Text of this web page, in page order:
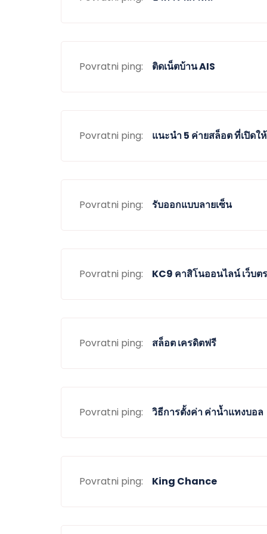
Povratni ping: ติดเน็ตบ้าน AIS
Povratni ping: แนะนำ 5 ค่ายสล็อต ที่เปิดใ
Povratni ping: รับออกแบบลายเซ็น
Povratni ping: KC9 คาสิโนออนไลน์ เว็บต
Povratni ping: สล็อต เครดิตฟรี
Povratni ping: วิธีการตั้งค่า ค่าน้ำแทงบอล
Povratni ping: King Chance